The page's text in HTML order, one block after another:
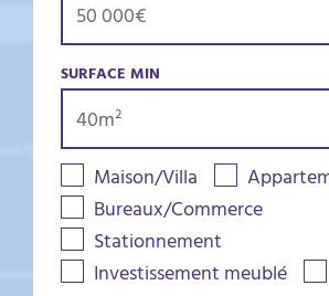
SURFACE MIN
Maison/Villa
Bureaux/Commerce
Stationnement
Investissement meublé